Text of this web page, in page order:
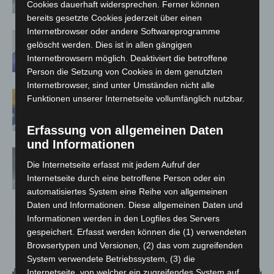
Absonderungspflicht läuft aus
Corona-Schutzmaßnahmen laufen aus
Maskenpflicht im GVH entfällt ab 02.
Niedersachsen läuft zum Monatsende
aus
Cookies dauerhaft widersprechen. Ferner können
bereits gesetzte Cookies jederzeit über einen
Internetbrowser oder andere Softwareprogramme
gelöscht werden. Dies ist in allen gängigen
Internetbrowsern möglich. Deaktiviert die betroffene
Person die Setzung von Cookies in dem genutzten
Internetbrowser, sind unter Umständen nicht alle
Funktionen unserer Internetseite vollumfänglich nutzbar.
Erfassung von allgemeinen Daten
und Informationen
Die Internetseite erfasst mit jedem Aufruf der
Internetseite durch eine betroffene Person oder ein
automatisiertes System eine Reihe von allgemeinen
Daten und Informationen. Diese allgemeinen Daten und
Informationen werden in den Logfiles des Servers
gespeichert. Erfasst werden können die (1) verwendeten
Browsertypen und Versionen, (2) das vom zugreifenden
System verwendete Betriebssystem, (3) die